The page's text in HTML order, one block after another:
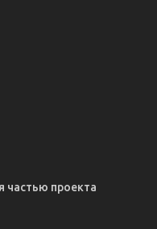
частью проекта